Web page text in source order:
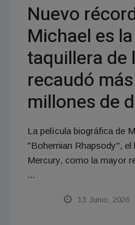
Nuevo
Michael es
taquillera de
recaudó
millones de
La película biográfica de
"Bohemian Rhapsody", el
Mercury, como la mayor
...
13 Junio, 2026